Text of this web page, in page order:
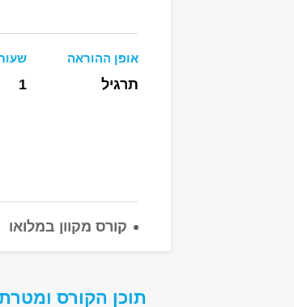
אופן ההוראה
תרגיל 1
קורס מקוון במלואו
תוכן הקורס